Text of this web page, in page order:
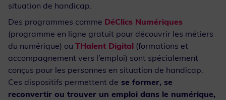
situation de handicap.
Des programmes comme DéClics Numériques
(programme en ligne gratuit pour découvrir les métiers
du numérique) ou THalent Digital (formations et
accompagnement vers l’emploi) sont spécialement
conçus pour les personnes en situation de handicap.
Ces dispositifs permettent de se former, se
reconvertir ou trouver un emploi dans le numérique,